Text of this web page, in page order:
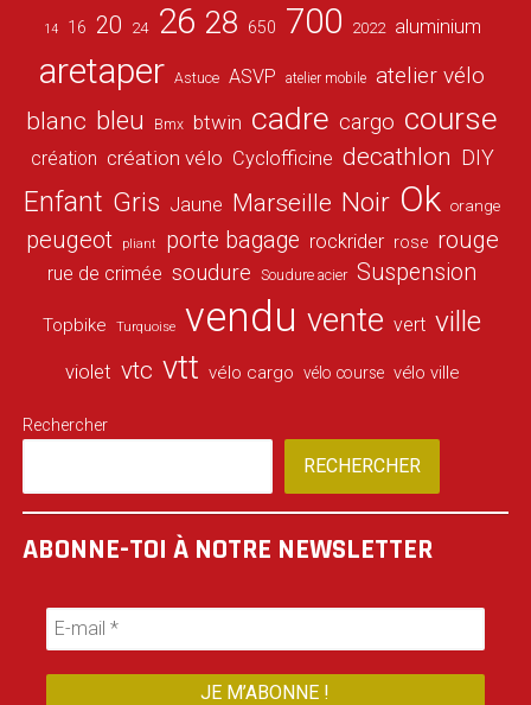
14 16 20 24 26 28 650 700 2022 aluminium
aretaper Astuce ASVP atelier mobile atelier vélo
blanc bleu Bmx btwin cadre cargo course
création création vélo Cyclofficine decathlon DIY
Enfant Gris Jaune Marseille Noir Ok orange
peugeot pliant porte bagage rockrider rose rouge
rue de crimée soudure Soudure acier Suspension
Topbike Turquoise vendu vente vert ville
violet vtc vtt vélo cargo vélo course vélo ville
Rechercher
RECHERCHER
ABONNE-TOI À NOTRE NEWSLETTER